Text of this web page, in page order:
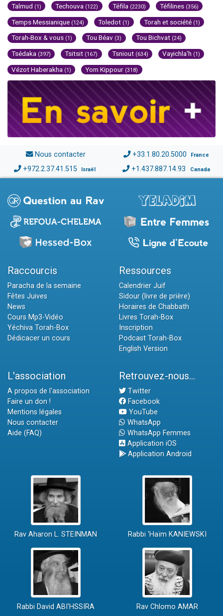
Talmud (1) Techouva (122) Téfila (2230) Téfilines (356)
Temps Messianique (124) Toledot (1) Torah et société (1)
Torah-Box & vous (1) Tou Béav (3) Tou Bichvat (24)
Tsédaka (397) Tsitsit (167) Tsniout (634) Vayichla'h (1)
Vézot Haberakha (1) Yom Kippour (318)
Nous contacter +33.1.80.20.5000 France
+972.2.37.41.515 Israël +1.437.887.14.93 Canada
Raccourcis
Paracha de la semaine
Fêtes Juives
News
Cours Mp3-Vidéo
Yéchiva Torah-Box
Dédicacer un cours
Ressources
Calendrier Juif
Sidour (livre de prière)
Horaires de Chabbath
Livres Torah-Box
Inscription
Podcast Torah-Box
English Version
L'association
A propos de l'association
Faire un don !
Mentions légales
Nous contacter
Aide (FAQ)
Retrouvez-nous...
Twitter
Facebook
YouTube
WhatsApp
WhatsApp Femmes
Application iOS
Application Android
Rav Aharon L. STEINMAN Rabbi 'Haïm KANIEWSKI
Rabbi David ABI'HSSIRA Rav Chlomo AMAR